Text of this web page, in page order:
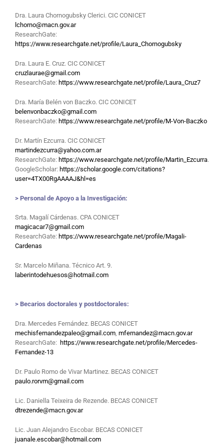
Dra. Laura Chornogubsky Clerici. CIC CONICET
lchorno@macn.gov.ar
ResearchGate:
https://www.researchgate.net/profile/Laura_Chornogubsky
Dra. Laura E. Cruz. CIC CONICET
cruzlaurae@gmail.com
ResearchGate: https://www.researchgate.net/profile/Laura_Cruz7
Dra. María Belén von Baczko. CIC CONICET
belenvonbaczko@gmail.com
ResearchGate: https://www.researchgate.net/profile/M-Von-Baczko
Dr. Martín Ezcurra. CIC CONICET
martindezcurra@yahoo.com.ar
ResearchGate: https://www.researchgate.net/profile/Martin_Ezcurra.
GoogleScholar: https://scholar.google.com/citations?
user=4TX00RgAAAAJ&hl=es
> Personal de Apoyo a la Investigación:
Srta. Magalí Cárdenas. CPA CONICET
magicacar7@gmail.com
ResearchGate: https://www.researchgate.net/profile/Magali-
Cardenas
Sr. Marcelo Miñana. Técnico Art. 9.
laberintodehuesos@hotmail.com
> Becarios doctorales y postdoctorales:
Dra. Mercedes Fernández. BECAS CONICET
mechisfernandezpaleo@gmail.com mfernandez@macn.gov.ar
ResearchGate: https://www.researchgate.net/profile/Mercedes-
Fernandez-13
Dr. Paulo Romo de Vivar Martinez. BECAS CONICET
paulo.rorvm@gmail.com
Lic. Daniella Teixeira de Rezende. BECAS CONICET
dtrezende@macn.gov.ar
Lic. Juan Alejandro Escobar. BECAS CONICET
juanale.escobar@hotmail.com